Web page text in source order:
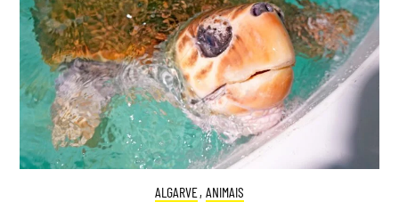
ALGARVE, ANIMAIS